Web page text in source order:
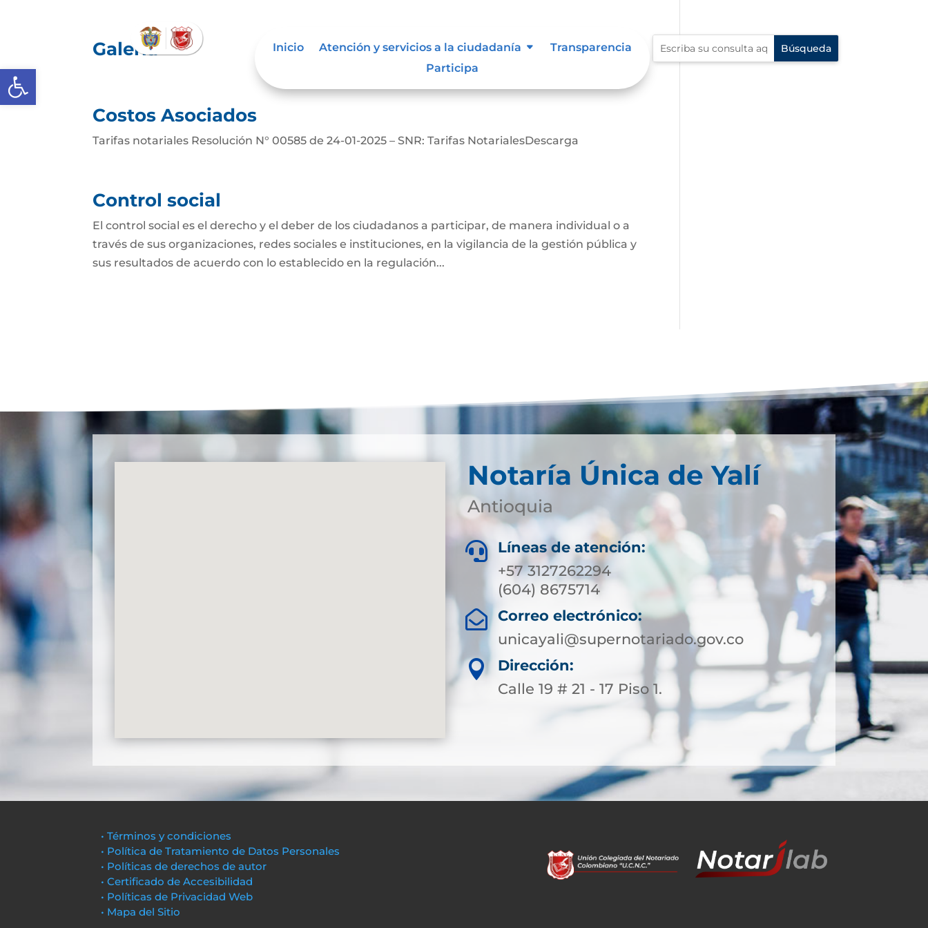
Abrir barra de herramientas
Inicio Atención y servicios a la ciudadanía
Transparencia
Participa
Galería
Costos Asociados
Tarifas notariales Resolución N° 00585 de 24-01-2025 – SNR: Tarifas NotarialesDescarga
Control social
El control social es el derecho y el deber de los ciudadanos a participar, de manera individual o a
través de sus organizaciones, redes sociales e instituciones, en la vigilancia de la gestión pública y
sus resultados de acuerdo con lo establecido en la regulación...
Notaría Única de Yalí
Antioquia

Líneas de atención:
+57 3127262294
(604) 8675714

Correo electrónico:
unicayali@supernotariado.gov.co

Dirección:
Calle 19 # 21 - 17 Piso 1.
• Términos y condiciones
• Política de Tratamiento de Datos Personales
• Políticas de derechos de autor
• Certificado de Accesibilidad
• Políticas de Privacidad Web
• Mapa del Sitio